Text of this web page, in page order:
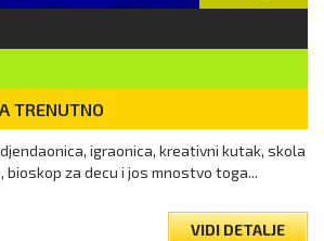
TRENUTNO
igraonica, kreativni kutak, skola
za decu i jos mnostvo toga...
VIDI DETALJE